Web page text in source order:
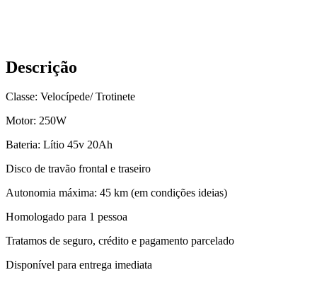
Descrição
Classe: Velocípede/ Trotinete
Motor: 250W
Bateria: Lítio 45v 20Ah
Disco de travão frontal e traseiro
Autonomia máxima: 45 km (em condições ideias)
Homologado para 1 pessoa
Tratamos de seguro, crédito e pagamento parcelado
Disponível para entrega imediata